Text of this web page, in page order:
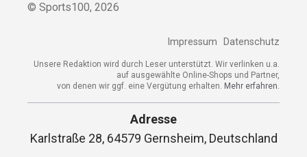
© Sports100, 2026
Impressum Datenschutz
Unsere Redaktion wird durch Leser unterstützt. Wir verlinken u.a.
auf ausgewählte Online-Shops und Partner,
von denen wir ggf. eine Vergütung erhalten. Mehr erfahren.
Adresse
Karlstraße 28, 64579 Gernsheim, Deutschland